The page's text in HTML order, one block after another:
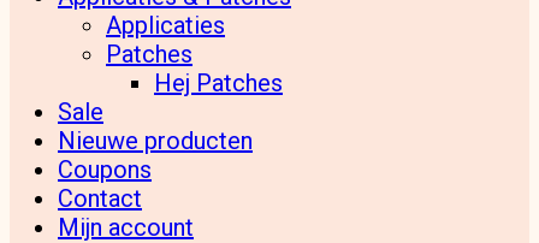
Applicaties
Patches
Hej Patches
Sale
Nieuwe producten
Coupons
Contact
Mijn account